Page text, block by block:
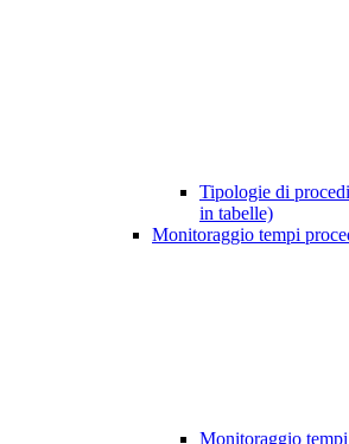
Tipologie di
in tabelle)
Monitoraggio tempi
Monitoraggio